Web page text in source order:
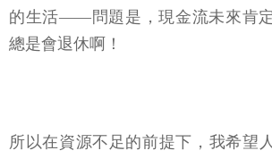
的生活——問題是，現金流未來肯
總是會退休啊！
所以在資源不足的前提下，我希望